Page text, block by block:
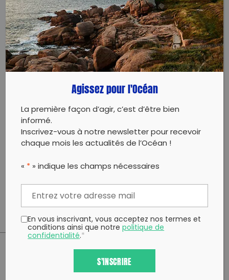
19 octobre 2024 - 14:30 à 16:30
association.maline@gmail.com
0745081561
Évènement proposé par :
MALINE (Mouvement d’Actions pour le
Littoral, la Nature et l’Environnement)
Cette quatrième action bénévole de collecte de
lieu ; la plage de l’Embellie remplacera celle du Vieux
l’érosion dunaire.
PARTAGER CET ARTICLE:
Partager sur Facebook
Agissez pour l'Océan
La première façon d’agir, c’est d’être bien
informé.
Inscrivez-vous à notre newsletter pour recevoir
chaque mois les actualités de l’Océan !
« * » indique les champs nécessaires
En vous inscrivant, vous acceptez nos termes et
conditions ainsi que notrepolitique de
confidentialité.*
S'INSCRIRE